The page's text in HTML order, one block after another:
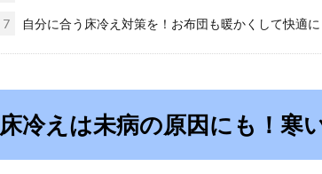
7 自分に合う床冷え対策を！お布団も暖かくして快適に
床冷えは未病の原因にも！寒